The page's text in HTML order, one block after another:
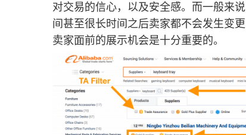
对交易的信心，以及安全感。而一般来
间甚至很长时间之后卖家都不会发生变
卖家面前的展示机会是十分重要的。